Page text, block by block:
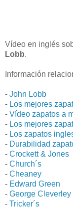
Vídeo en inglés
Lobb.
Información
- John Lobb
- Los mejores
- Vídeo zapatos a
- Los mejores
- Los zapatos
- Durabilidad
- Crockett & Jones
- Church´s
- Cheaney
- Edward Green
- George Cleverley
- Tricker´s